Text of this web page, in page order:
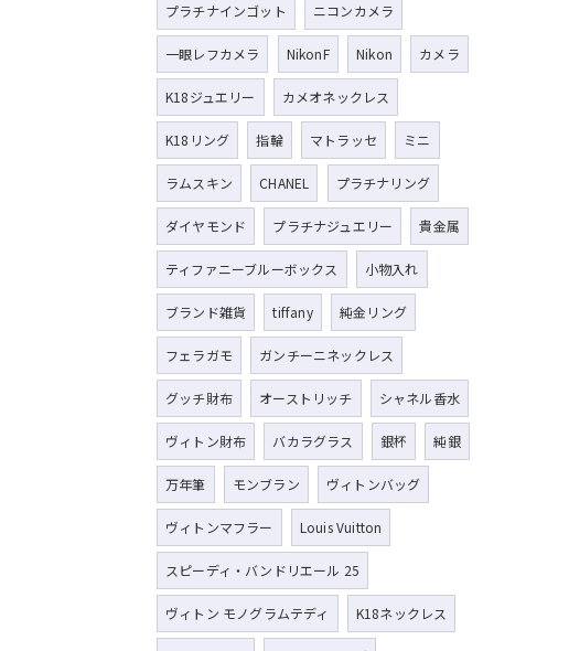
プラチナインゴット ニコンカメラ
一眼レフカメラ NikonF Nikon カメラ
K18ジュエリー カメオネックレス
K18リング 指輪 マトラッセ ミニ
ラムスキン CHANEL プラチナリング
ダイヤモンド プラチナジュエリー 貴金属
ティファニーブルーボックス 小物入れ
ブランド雑貨 tiffany 純金リング
フェラガモ ガンチーニネックレス
グッチ財布 オーストリッチ シャネル香水
ヴィトン財布 バカラグラス 銀杯 純銀
万年筆 モンブラン ヴィトンバッグ
ヴィトンマフラー Louis Vuitton
スピーディ・バンドリエール 25
ヴィトン モノグラムテディ K18ネックレス